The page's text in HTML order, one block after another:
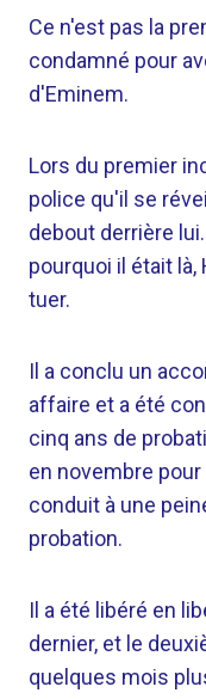
Ce n'est pas la
condamné pour
d'Eminem.
Lors du premier
police qu'il se
debout derrière
pourquoi il était là,
tuer.
Il a conclu un
affaire et a été
cinq ans de
en novembre
conduit à une
probation.
Il a été libéré en
dernier, et le
quelques mois